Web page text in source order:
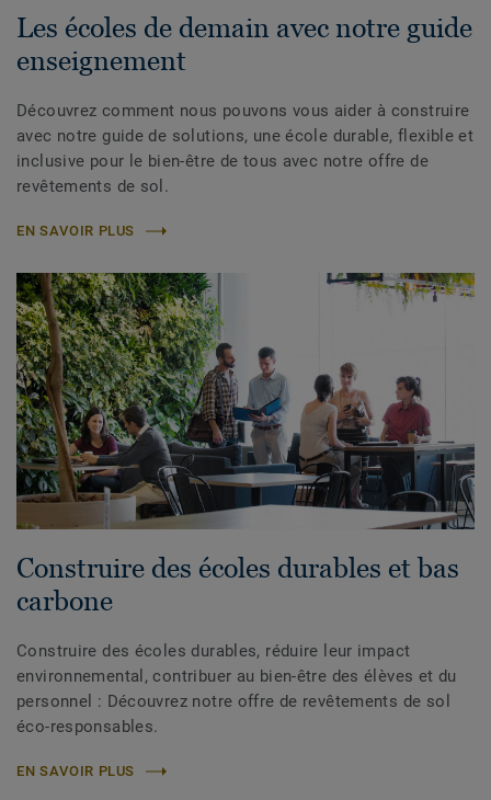
Les écoles de demain avec notre guide
enseignement
Découvrez comment nous pouvons vous aider à construire
avec notre guide de solutions, une école durable, flexible et
inclusive pour le bien-être de tous avec notre offre de
revêtements de sol.
EN SAVOIR PLUS
Construire des écoles durables et bas
carbone
Construire des écoles durables, réduire leur impact
environnemental, contribuer au bien-être des élèves et du
personnel : Découvrez notre offre de revêtements de sol
éco-responsables.
EN SAVOIR PLUS